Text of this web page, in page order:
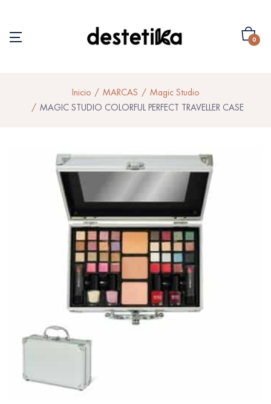
0
Inicio MARCAS
Magic Studio
MAGIC STUDIO COLORFUL PERFECT TRAVELLER CASE